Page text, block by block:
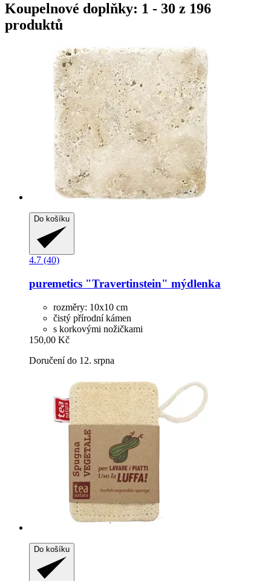
Koupelnové doplňky: 1 - 30 z 196
produktů
Do košíku
4.7 (40)
puremetics "Travertinstein" mýdlenka
rozměry: 10x10 cm
čistý přírodní kámen
s korkovými nožičkami
150,00 Kč
Doručení do 12. srpna
Do košíku